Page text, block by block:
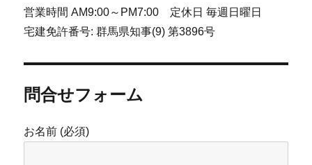
営業時間 AM9:00～PM7:00 定休日 毎週日曜日
宅建免許番号: 群馬県知事(9) 第3896号
問合せフォーム
お名前 (必須)